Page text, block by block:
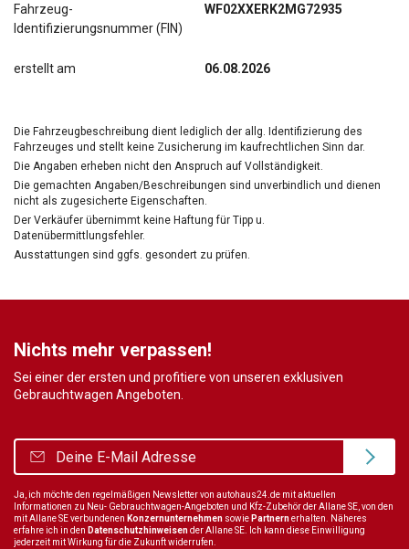
Fahrzeug-
Identifizierungsnummer (FIN)
WF02XXERK2MG72935
erstellt am 06.08.2026
Die Fahrzeugbeschreibung dient lediglich der allg. Identifizierung des
Fahrzeuges und stellt keine Zusicherung im kaufrechtlichen Sinn dar.
Die Angaben erheben nicht den Anspruch auf Vollständigkeit.
Die gemachten Angaben/Beschreibungen sind unverbindlich und dienen
nicht als zugesicherte Eigenschaften.
Der Verkäufer übernimmt keine Haftung für Tipp u.
Datenübermittlungsfehler.
Ausstattungen sind ggfs. gesondert zu prüfen.
Nichts mehr verpassen!
Sei einer der ersten und profitiere von unseren exklusiven
Gebrauchtwagen Angeboten.
Ja, ich möchte den regelmäßigen Newsletter von autohaus24.de mit aktuellen
Informationen zu Neu- Gebrauchtwagen-Angeboten und Kfz-Zubehör der Allane SE, von den
mit Allane SE verbundenen Konzernunternehmen sowie Partnernerhalten. Näheres
erfahre ich in den Datenschutzhinweisender Allane SE. Ich kann diese Einwilligung
jederzeit mit Wirkung für die Zukunft widerrufen.